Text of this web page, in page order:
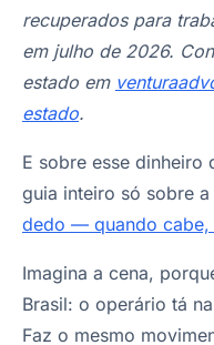
recuperados para
em julho de 2026.
estado em
estado.
E sobre esse dinheiro
guia inteiro só sobre a
dedo — quando cabe,
Imagina a cena,
Brasil: o operário tá
Faz o mesmo